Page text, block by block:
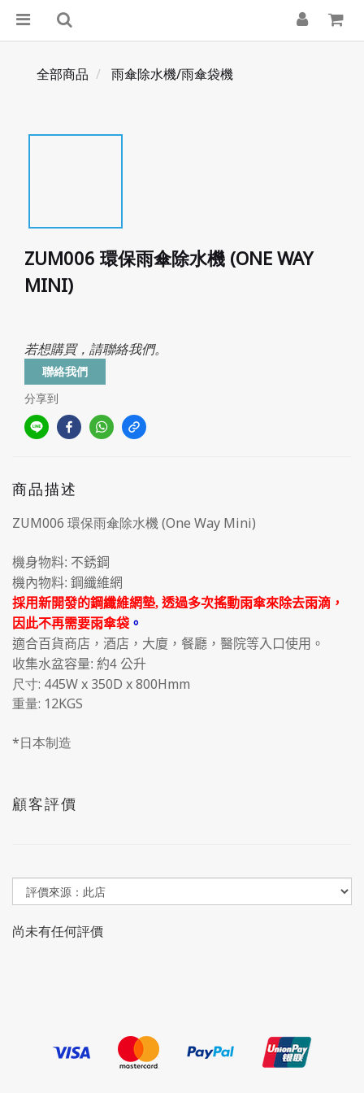
全部商品 雨傘除水機/雨傘袋機
ZUM006 環保雨傘除水機 (ONE WAY
MINI)
若想購買，請聯絡我們。
聯絡我們
分享到
商品描述
ZUM006 環保雨傘除水機 (One Way Mini)
機身物料: 不銹鋼
機內物料: 鋼纖維網
採用新開發的鋼纖維網墊, 透過多次搖動雨傘來除去雨滴，
因此不再需要雨傘袋 。
適合百貨商店，酒店，大廈，餐廳，醫院等入口使用。
收集水盆容量: 約4 公升
尺寸: 445W x 350D x 800Hmm
重量: 12KGS
*日本制造
顧客評價
尚未有任何評價